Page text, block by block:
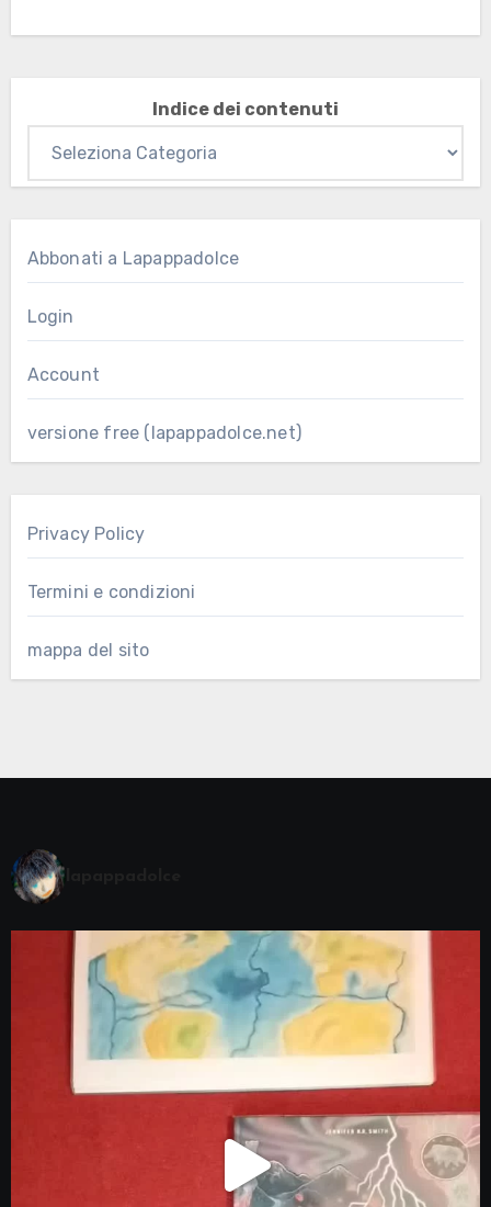
Indice dei contenuti
Abbonati a Lapappadolce
Login
Account
versione free (lapappadolce.net)
Privacy Policy
Termini e condizioni
mappa del sito